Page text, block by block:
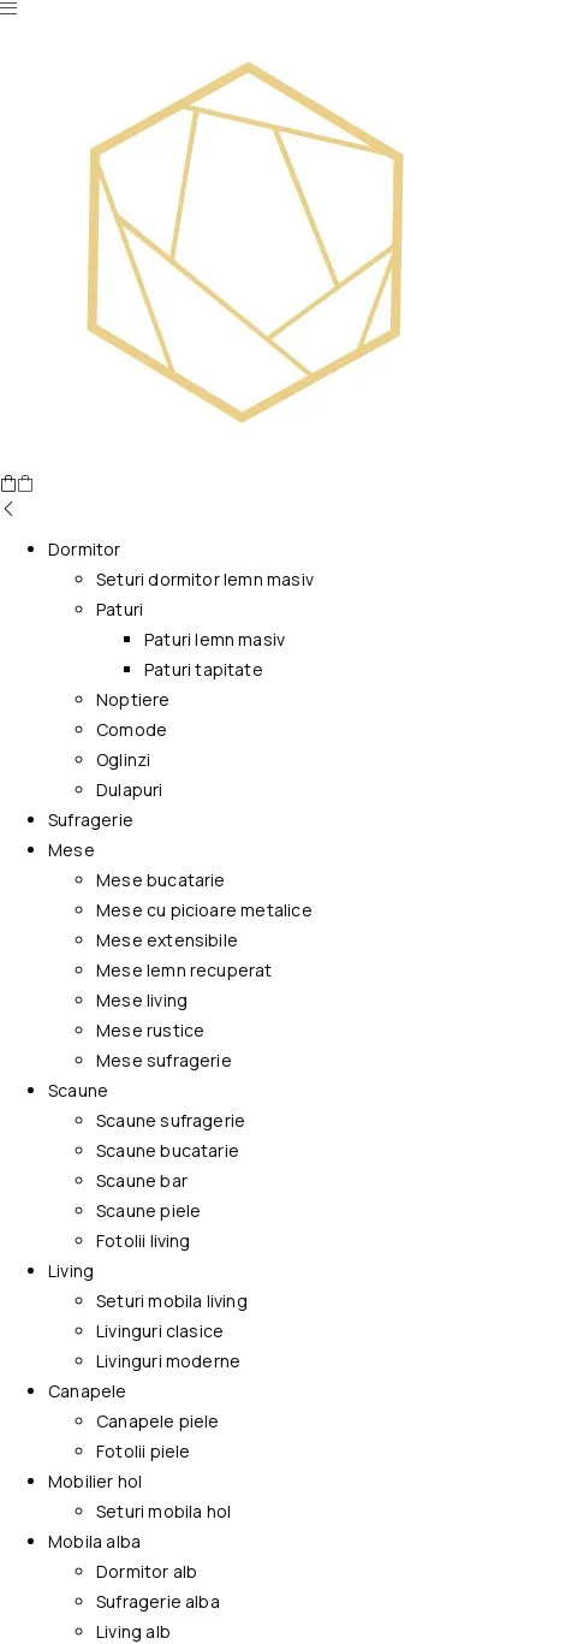
Dormitor
Seturi dormitor lemn masiv
Paturi
Paturi lemn masiv
Paturi tapitate
Noptiere
Comode
Oglinzi
Dulapuri
Sufragerie
Mese
Mese bucatarie
Mese cu picioare metalice
Mese extensibile
Mese lemn recuperat
Mese living
Mese rustice
Mese sufragerie
Scaune
Scaune sufragerie
Scaune bucatarie
Scaune bar
Scaune piele
Fotolii living
Living
Seturi mobila living
Livinguri clasice
Livinguri moderne
Canapele
Canapele piele
Fotolii piele
Mobilier hol
Seturi mobila hol
Mobila alba
Dormitor alb
Sufragerie alba
Living alb